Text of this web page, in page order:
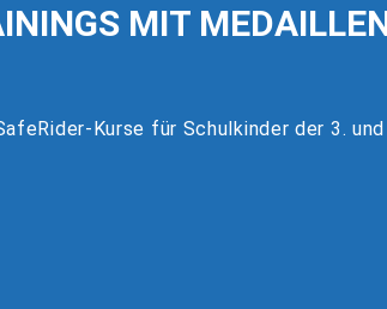
MIT
Kurse für Schulkinder der 3. und